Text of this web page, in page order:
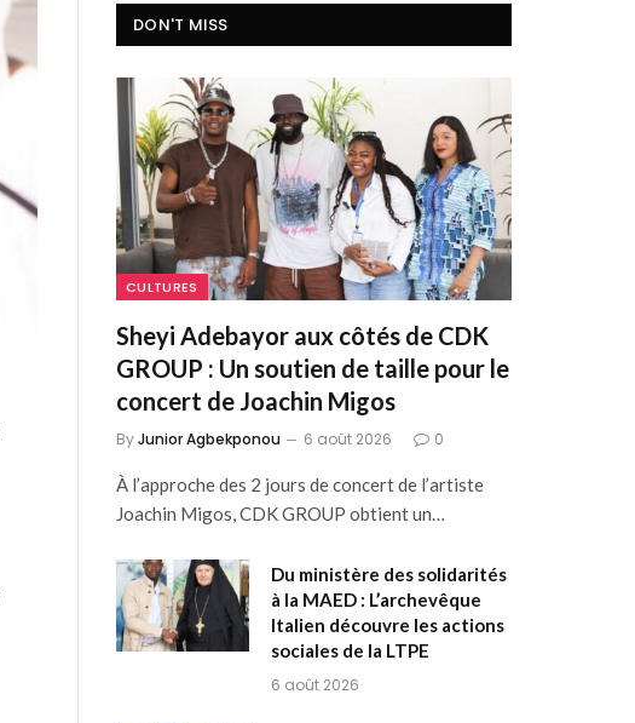
DON'T MISS
CULTURES
Sheyi Adebayor aux côtés de CDK
GROUP : Un soutien de taille pour le
concert de Joachin Migos
ByJunior Agbekponou 6 août 2026 0
À l’approche des 2 jours de concert de l’artiste
Joachin Migos, CDK GROUP obtient un…
Du ministère des solidarités
à la MAED : L’archevêque
Italien découvre les actions
sociales de la LTPE
6 août 2026